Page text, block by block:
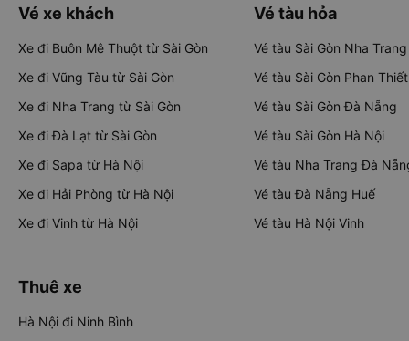
Vé xe khách
Xe đi Buôn Mê Thuột từ Sài Gòn
Xe đi Vũng Tàu từ Sài Gòn
Xe đi Nha Trang từ Sài Gòn
Xe đi Đà Lạt từ Sài Gòn
Xe đi Sapa từ Hà Nội
Xe đi Hải Phòng từ Hà Nội
Xe đi Vinh từ Hà Nội
Vé tàu hỏa
Vé tàu Sài Gòn Nha Trang
Vé tàu Sài Gòn Phan Thiết
Vé tàu Sài Gòn Đà Nẵng
Vé tàu Sài Gòn Hà Nội
Vé tàu Nha Trang Đà
Vé tàu Đà Nẵng Huế
Vé tàu Hà Nội Vinh
Thuê xe
Hà Nội đi Ninh Bình